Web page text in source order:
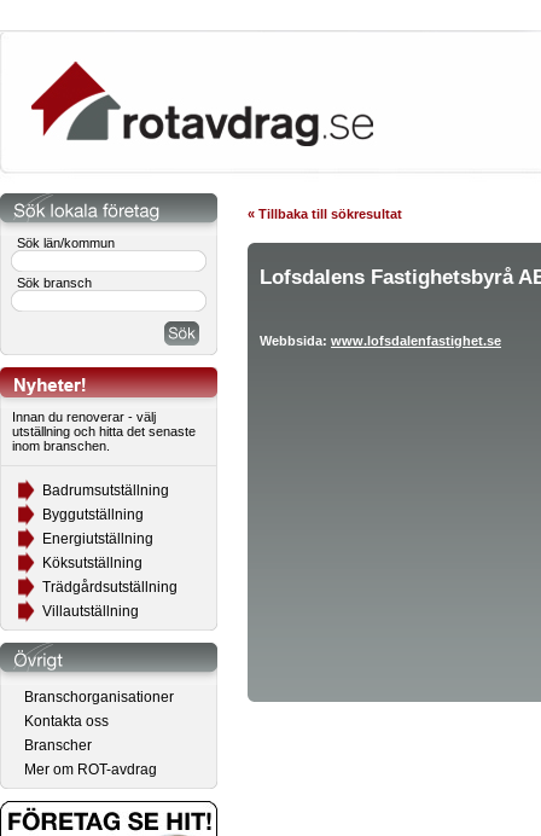
Sök län/kommun
Sök bransch
Innan du renoverar - välj
utställning och hitta det senaste
inom branschen.
Badrumsutställning
Byggutställning
Energiutställning
Köksutställning
Trädgårdsutställning
Villautställning
Branschorganisationer
Kontakta oss
Branscher
Mer om ROT-avdrag
« Tillbaka till sökresultat
Lofsdalens Fastighetsbyrå
Webbsida: www.lofsdalenfastighet.se